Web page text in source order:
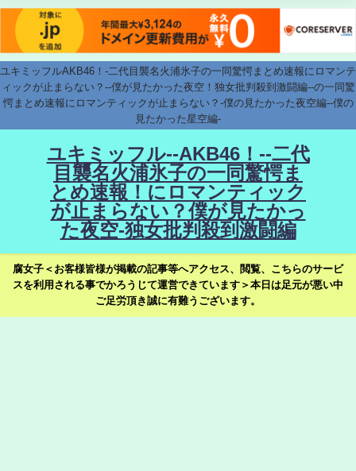
ユキミッフルAKB46！-二代目襲名火浦氷子の一同驚愕まとめ速報にロマンテ
ィックが止まらない？--僕が見たかった夜空！独女批判殺到激闘編--の一同驚
愕まとめ速報にロマンティックが止まらない？-僕の見たかった夜空編--僕の
見たかった星空編-
ユキミッフル--AKB46！--二代
目襲名火浦氷子の一同驚愕ま
とめ速報！にロマンティック
が止まらない？僕が見たかっ
た夜空-独女批判殺到激闘編
腐女子＜お客様皆様が掲載の記事等へアクセス、閲覧、こちらのサービ
スを利用される事でかろうじて運営できています＞本日は足元が悪い中
ご足労頂き誠に有難うございます。